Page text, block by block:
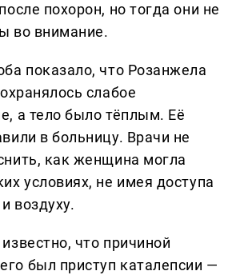
похорон, но тогда они не
во внимание.
показало, что Розанжела
слабое
а тело было тёплым. Её
в больницу. Врачи не
как женщина могла
условиях, не имея доступа
воздуху.
что причиной
был приступ каталепсии —